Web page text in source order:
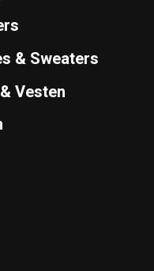
& Sweaters
Vesten